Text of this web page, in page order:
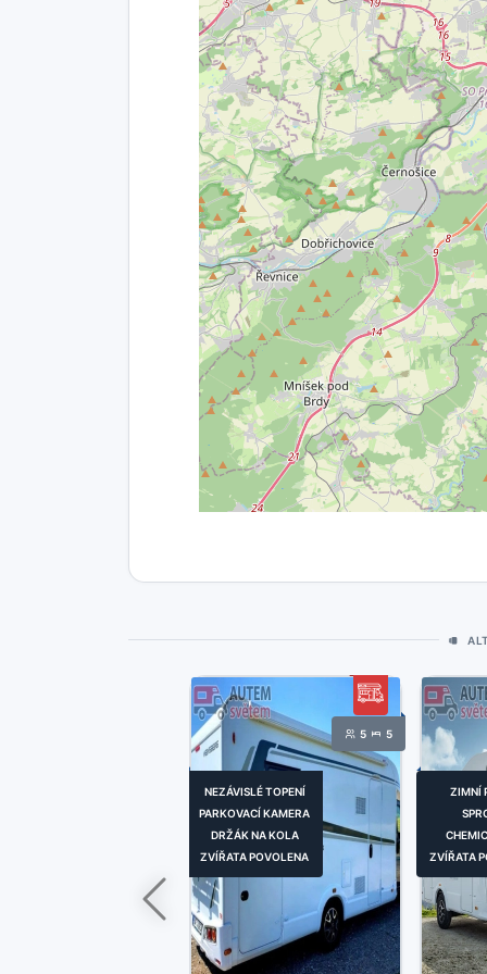
5 5
NEZÁVISLÉ TOPENÍ
PARKOVACÍ KAMERA
DRŽÁK NA KOLA
ZVÍŘATA POVOLENA
ZIMNÍ
ZVÍŘATA